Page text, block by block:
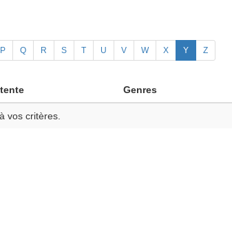
P Q R S T U V W X Y Z
Genres
vos critères.